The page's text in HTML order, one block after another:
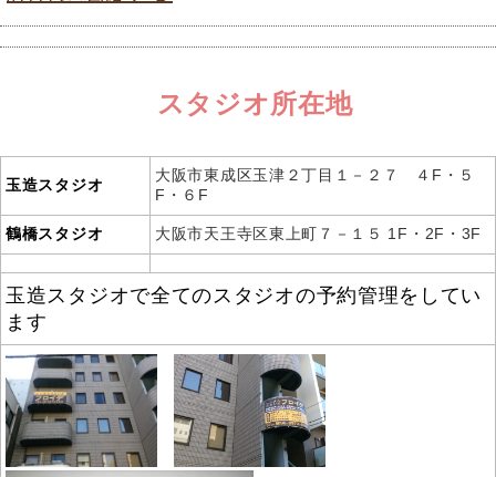
スタジオ所在地
玉造スタジオ
大阪市東成区玉津２丁目１－２７ ４F・５
F・６F
鶴橋スタジオ 大阪市天王寺区東上町７－１５ 1F・2F・3F
玉造スタジオで全てのスタジオの予約管理をしてい
ます